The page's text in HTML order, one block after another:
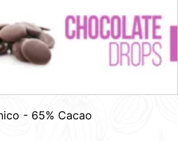
- 65% Cacao